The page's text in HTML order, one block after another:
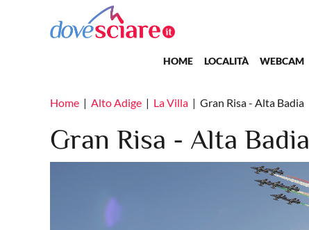
Salta al contenuto principale
Main navigation
HOME LOCALITÀ WEBCAM
Home Alto Adige La Villa Gran Risa - Alta Badia
Gran Risa - Alta Badia